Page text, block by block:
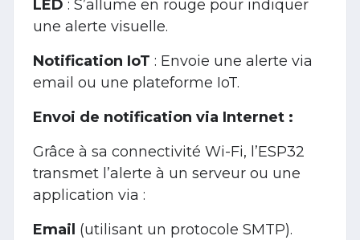
LED : S’allume en rouge pour indiquer
une alerte visuelle.
Notification IoT : Envoie une alerte via
email ou une plateforme IoT.
Envoi de notification via Internet :
Grâce à sa connectivité Wi-Fi, l’ESP32
transmet l’alerte à un serveur ou une
application via :
Email (utilisant un protocole SMTP).